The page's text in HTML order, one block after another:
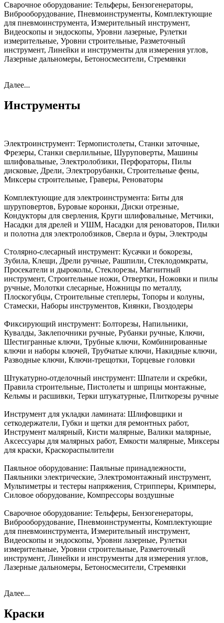
Сварочное оборудование: Тельферы, Бензогенераторы,
Виброоборудование, Пневмоинструменты, Комплектующие
для пневмоинструмента, Измерительный инструмент,
Видеоскопы и эндоскопы, Уровни лазерные, Рулетки
измерительные, Уровни строительные, Разметочный
инструмент, Линейки и инструменты для измерения углов,
Лазерные дальномеры, Бетоносмесители, Стремянки
Далее...
Инструменты
Электроинструмент: Термопистолеты, Станки заточные,
Фрезеры, Станки сверлильные, Шуруповерты, Машины
шлифовальные, Электролобзики, Перфораторы, Пилы
дисковые, Дрели, Электрорубанки, Строительные фены,
Миксеры строительные, Граверы, Реноваторы
Комплектующие для электроинструмента: Биты для
шуруповертов, Буровые коронки, Диски отрезные,
Кондукторы для сверления, Круги шлифовальные, Метчики,
Насадки для дрелей и УШМ, Насадки для реноваторов, Пилки
и полотна для электролобзиков, Сверла и буры, Электроды
Столярно-слесарный инструмент: Кусачки и бокорезы,
Зубила, Клещи, Дрели ручные, Рашпили, Стеклодомкраты,
Просекатели и дыроколы, Стеклорезы, Магнитный
инструмент, Строительные ножи, Отвертки, Ножовки и пилы
ручные, Молотки слесарные, Ножницы по металлу,
Плоскогубцы, Строительные степлеры, Топоры и колуны,
Стамески, Наборы инструментов, Киянки, Гвоздодеры
Фиксирующий инструмент: Болторезы, Напильники,
Кувалды, Заклепочники ручные, Рубанки ручные, Ключи,
Шестигранные ключи, Трубные ключи, Комбинированные
ключи и наборы ключей, Трубчатые ключи, Накидные ключи,
Разводные ключи, Ключи-трещотки, Торцевые головки
Штукатурно-отделочный инструмент: Шпатели и скребки,
Правила строительные, Пистолеты и шприцы монтажные,
Кельмы и расшивки, Терки штукатурные, Плиткорезы ручные
Инструмент для укладки ламината: Шлифовщики и
сеткодержатели, Губки и щетки для ремонтных работ,
Инструмент малярный, Кисти малярные, Валики малярные,
Аксессуары для малярных работ, Емкости малярные, Миксеры
для краски, Краскораспылители
Паяльное оборудование: Паяльные принадлежности,
Паяльники электрические, Электромонтажный инструмент,
Мультиметры и тестеры напряжения, Стрипперы, Кримперы,
Силовое оборудование, Компрессоры воздушные
Сварочное оборудование: Тельферы, Бензогенераторы,
Виброоборудование, Пневмоинструменты, Комплектующие
для пневмоинструмента, Измерительный инструмент,
Видеоскопы и эндоскопы, Уровни лазерные, Рулетки
измерительные, Уровни строительные, Разметочный
инструмент, Линейки и инструменты для измерения углов,
Лазерные дальномеры, Бетоносмесители, Стремянки
Далее...
Краски